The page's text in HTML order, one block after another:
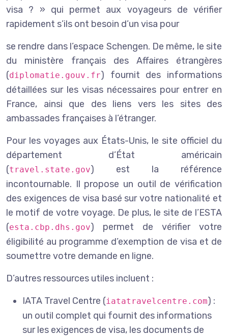
visa ? » qui permet aux voyageurs de vérifier
rapidement s’ils ont besoin d’un visa pour
se rendre dans l’espace Schengen. De même, le site
du ministère français des Affaires étrangères
(diplomatie.gouv.fr) fournit des informations
détaillées sur les visas nécessaires pour entrer en
France, ainsi que des liens vers les sites des
ambassades françaises à l’étranger.
Pour les voyages aux États-Unis, le site officiel du
département d’État américain
(travel.state.gov) est la référence
incontournable. Il propose un outil de vérification
des exigences de visa basé sur votre nationalité et
le motif de votre voyage. De plus, le site de l’ESTA
(esta.cbp.dhs.gov) permet de vérifier votre
éligibilité au programme d’exemption de visa et de
soumettre votre demande en ligne.
D’autres ressources utiles incluent :
IATA Travel Centre (iatatravelcentre.com) :
un outil complet qui fournit des informations
sur les exigences de visa, les documents de